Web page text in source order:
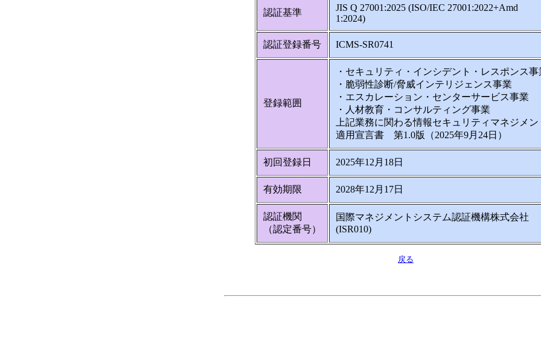
認証基準
JIS Q 27001:2025 (ISO/IEC 27001:2022+Amd
1:2024)
認証登録番号 ICMS-SR0741
登録範囲
・セキュリティ・インシデント・レスポンス事
・脆弱性診断/脅威インテリジェンス事業
・エスカレーション・センターサービス事業
・人材教育・コンサルティング事業
上記業務に関わる情報セキュリティマネジメン
適用宣言書 第1.0版（2025年9月24日）
初回登録日 2025年12月18日
有効期限 2028年12月17日
認証機関
（認定番号）
国際マネジメントシステム認証機構株式会社
(ISR010)
戻る